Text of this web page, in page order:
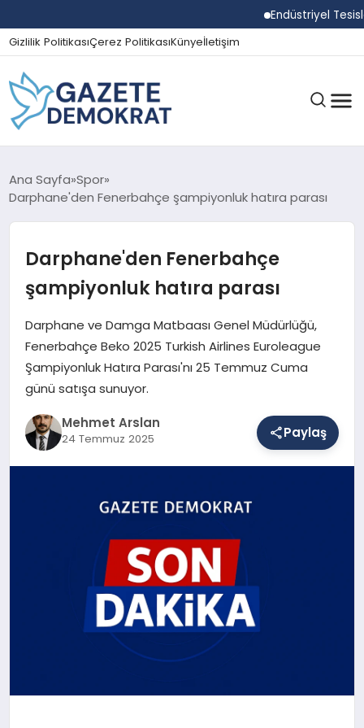
Endüstriyel
Gizlilik PolitikasıÇerez PolitikasıKünyeİletişim
GÜNDEM
SPOR
SAĞLIK
Ana Sayfa Spor
Darphane'den Fenerbahçe şampiyonluk hatıra parası
Darphane'den Fenerbahçe
şampiyonluk hatıra parası
Darphane ve Damga Matbaası Genel Müdürlüğü,
Fenerbahçe Beko 2025 Turkish Airlines Euroleague
Şampiyonluk Hatıra Parası'nı 25 Temmuz Cuma
günü satışa sunuyor.
Mehmet Arslan
24 Temmuz 2025 Paylaş